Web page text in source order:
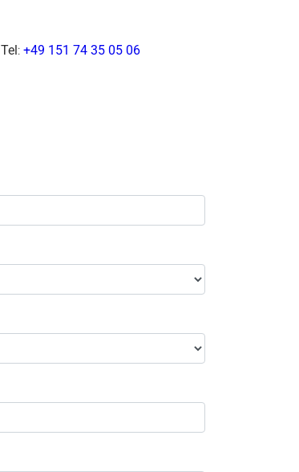
Tel: +49 151 74 35 05 06